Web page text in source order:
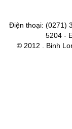
Điện thoại: (0271)
5204 -
© 2012 . Binh